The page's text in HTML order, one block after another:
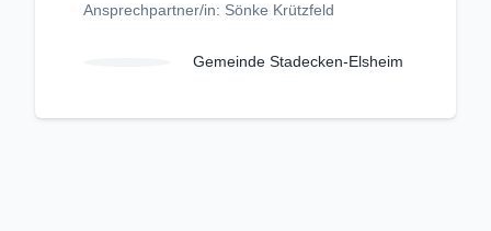
Ansprechpartner/in: Sönke Krützfeld
Gemeinde Stadecken-Elsheim